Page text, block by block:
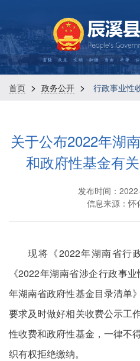
首页 > 政务公开 > 行政事业性
关于公布2022年湖
和政府性基金有
发布时间：
信息来源：怀
现将《2022年湖南省行
《2022年湖南省涉企行政事
年湖南省政府性基金目录清单
要求及时做好相关收费公示工
性收费和政府性基金，一律不
织有权拒绝缴纳。